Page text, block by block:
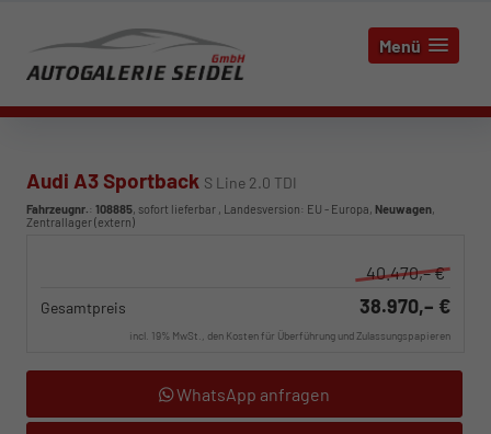
Menü
Audi A3 Sportback S Line 2.0 TDI
Fahrzeugnr.: 108885, sofort lieferbar , Landesversion: EU - Europa, Neuwagen,
Zentrallager (extern)
40.470,– €
Gesamtpreis 38.970,– €
incl. 19% MwSt., den Kosten für Überführung und Zulassungspapieren
WhatsApp anfragen